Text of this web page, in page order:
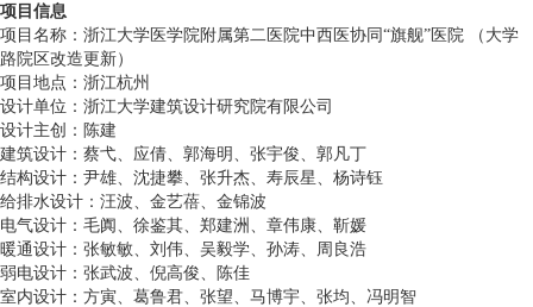
项目信息
项目名称：浙江大学医学院附属第二医院中西医协同“旗舰”医院 （大学
路院区改造更新）
项目地点：浙江杭州
设计单位：浙江大学建筑设计研究院有限公司
设计主创：陈建
建筑设计：蔡弋、应倩、郭海明、张宇俊、郭凡丁
结构设计：尹雄、沈捷攀、张升杰、寿辰星、杨诗钰
给排水设计：汪波、金艺蓓、金锦波
电气设计：毛阗、徐鉴其、郑建洲、章伟康、靳媛
暖通设计：张敏敏、刘伟、吴毅学、孙涛、周良浩
弱电设计：张武波、倪高俊、陈佳
室内设计：方寅、葛鲁君、张望、马博宇、张均、冯明智